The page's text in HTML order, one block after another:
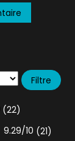
(22)
9.29/10 (21)